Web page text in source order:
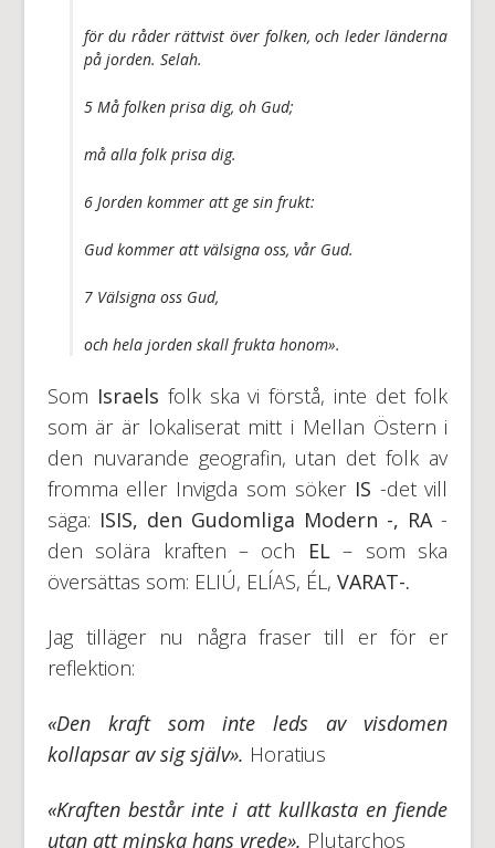
för du råder rättvist över folken, och leder länderna
på jorden. Selah.
5 Må folken prisa dig, oh Gud;
må alla folk prisa dig.
6 Jorden kommer att ge sin frukt:
Gud kommer att välsigna oss, vår Gud.
7 Välsigna oss Gud,
och hela jorden skall frukta honom».
Som Israels folk ska vi förstå, inte det folk
som är är lokaliserat mitt i Mellan Östern i
den nuvarande geografin, utan det folk av
fromma eller Invigda som sökerIS -det vill
säga: ISIS, den Gudomliga Modern -, RA-
den solära kraften – och EL– som ska
översättas som: ELIÚ, ELÍAS, ÉL, VARAT-.
Jag tilläger nu några fraser till er för er
reflektion:
«Den kraft som inte leds av visdomen
kollapsar av sig själv». Horatius
«Kraften består inte i att kullkasta en fiende
utan att minska hans vrede». Plutarchos